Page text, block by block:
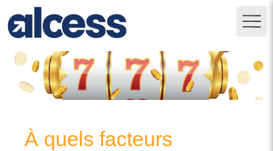
À quels facteurs